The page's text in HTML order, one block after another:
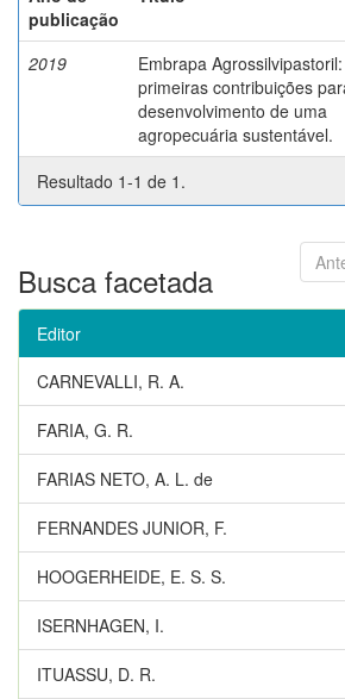
publicação
2019
Embrapa Agrossilvipastoril:
primeiras contribuições
desenvolvimento de uma
agropecuária sustentável.
Resultado 1-1 de 1.
Busca facetada
Editor
CARNEVALLI, R. A.
FARIA, G. R.
FARIAS NETO, A. L. de
FERNANDES JUNIOR, F.
HOOGERHEIDE, E. S. S.
ISERNHAGEN, I.
ITUASSU, D. R.